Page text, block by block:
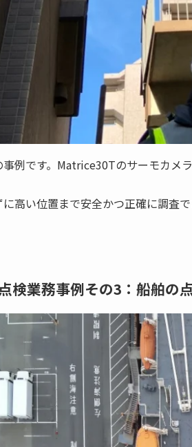
事例です。Matrice30Tのサーモカメ
高い位置まで安全かつ正確に調査で
検業務事例その3：船舶の